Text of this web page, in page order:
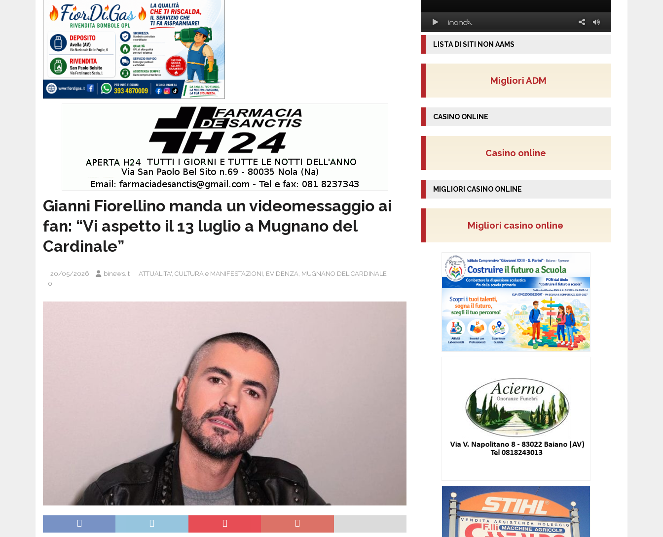
Gianni Fiorellino manda un videomessaggio ai
fan: “Vi aspetto il 13 luglio a Mugnano del
Cardinale”
20/05/2026 binews.it ATTUALITA', CULTURA e MANIFESTAZIONI, EVIDENZA, MUGNANO DEL CARDINALE
0
LISTA DI SITI NON AAMS
Migliori ADM
CASINO ONLINE
Casino online
MIGLIORI CASINO ONLINE
Migliori casino online